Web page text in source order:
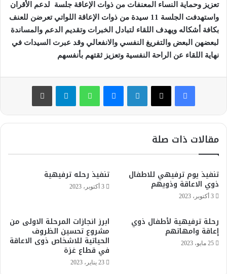
ب
ر
ي
د
ل
ر
تعزيز وحماية النساء المعنفات من ذوات الإعاقة جلسة لدعم الأقران
و
استهدفت الجلسة 11 سيدة من ذوات الإعاقة اللواتي تعرضن للعنف
بكافة أشكاله ويهدف اللقاء لتبادل الخبرات وتقديم الدعم والمساندة
لبعضهن البعض والتفريغ النفسي والانفعالي وقد عبرت السيدات في
نهاية اللقاء عن الراحة النفسية وتعزيز ثقتهم بأنفسهم
فيسبوك ‫X لينكدإن واتساب تيلقرام
مقالات ذات صلة
تنفيذ يوم ترفيهي للاطفال
ذوي الاعاقة وذويهم
3 أكتوبر، 2023
تنفيذ رحله ترفيهية
3 أكتوبر، 2023
رحلة ترفيهية لأطفال ذوي
إعاقة وامهاتهم
25 مايو، 2023
ابرز انجازات المرحلة الاولى من
مشروع تحسين الظروف
الحياتية للاشخاص ذوى الاعاقة
في قطاع غزة
23 يناير، 2023